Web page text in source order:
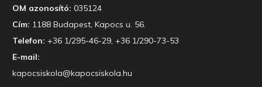
OM azonosító: 035124
Cím: 1188 Budapest, Kapocs u. 56.
Telefon: +36 1/295-46-29, +36 1/290-73-53
E-mail:
kapocsiskola@kapocsiskola.hu